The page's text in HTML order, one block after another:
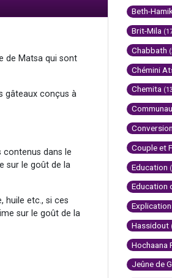
de Matsa qui sont
gâteaux conçus à
contenus dans le
sur le goût de la
huile etc., si ces
sur le goût de la
Beth-
Brit-Mila
Chabbath
Chémini
Chemita
Conversion
Couple et
Education
Education
Hassidout
Hochaana
Jeûne de